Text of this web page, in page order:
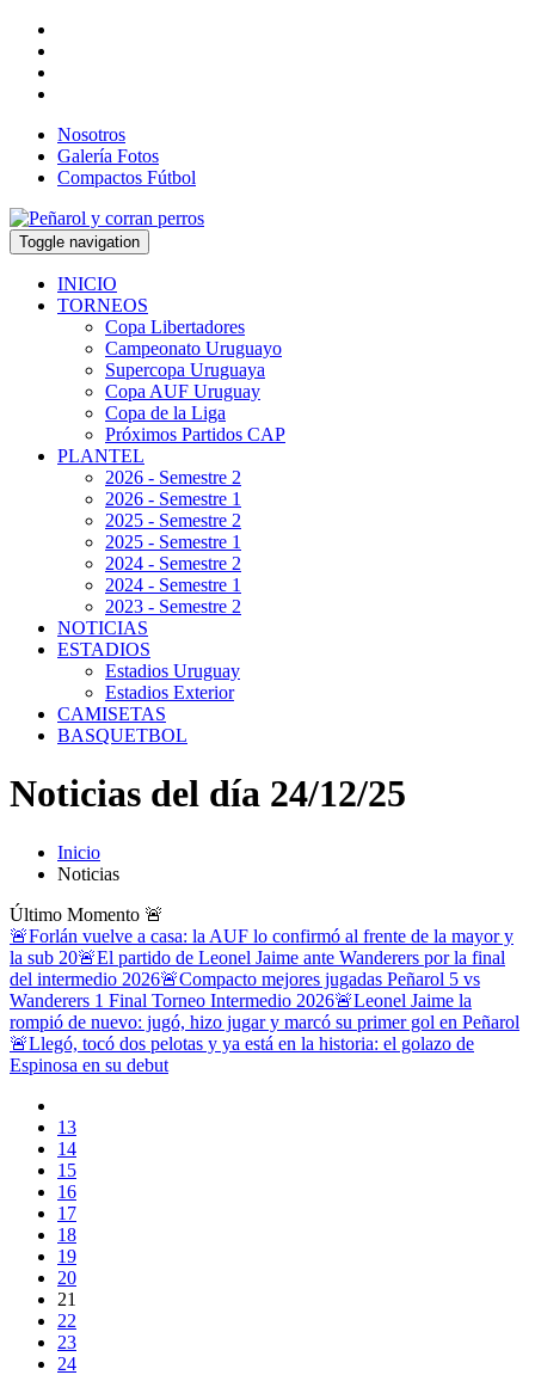
Nosotros
Galería Fotos
Compactos Fútbol
Toggle navigation
INICIO
TORNEOS
Copa Libertadores
Campeonato Uruguayo
Supercopa Uruguaya
Copa AUF Uruguay
Copa de la Liga
Próximos Partidos CAP
PLANTEL
2026 - Semestre 2
2026 - Semestre 1
2025 - Semestre 2
2025 - Semestre 1
2024 - Semestre 2
2024 - Semestre 1
2023 - Semestre 2
NOTICIAS
ESTADIOS
Estadios Uruguay
Estadios Exterior
CAMISETAS
BASQUETBOL
Noticias del día 24/12/25
Inicio
Noticias
Último Momento 🚨
🚨Forlán vuelve a casa: la AUF lo confirmó al frente de la mayor y
la sub 20🚨El partido de Leonel Jaime ante Wanderers por la final
del intermedio 2026🚨Compacto mejores jugadas Peñarol 5 vs
Wanderers 1 Final Torneo Intermedio 2026🚨Leonel Jaime la
rompió de nuevo: jugó, hizo jugar y marcó su primer gol en Peñarol
🚨Llegó, tocó dos pelotas y ya está en la historia: el golazo de
Espinosa en su debut
13
14
15
16
17
18
19
20
21
22
23
24